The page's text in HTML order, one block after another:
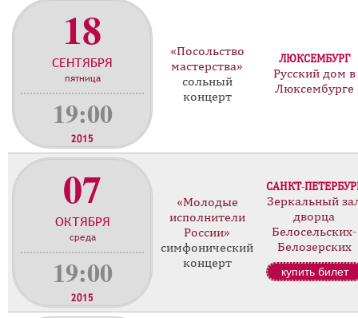
18
СЕНТЯБРЯ
пятница
19:00
2015
«Посольство
мастерства»
сольный
концерт
ЛЮКСЕМБУРГ
Русский дом в
Люксембурге
07
ОКТЯБРЯ
среда
19:00
2015
«Молодые
исполнители
России»
симфонический
концерт
САНКТ-
Зеркальный
дворца
Белосельских-
Белозерских
купить билет